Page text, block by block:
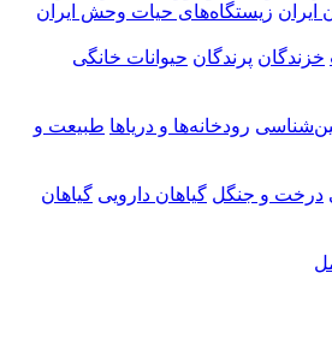
زیستگاه‌های حیات وحش ایران
خزندگان پرندگان حیوانات خانگی
رودخانه‎‌ها و دریاها
طبیعت و
درخت و جنگل گیاهان دارویی گیاهان